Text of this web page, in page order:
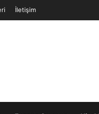
İletişim